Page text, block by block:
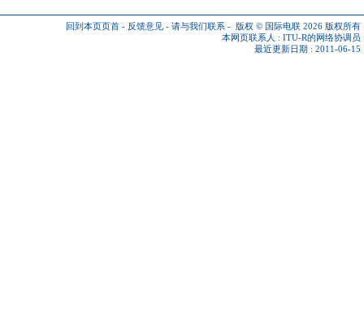
回到本页页首 - 反馈意见 - 请与我们联系 - 版权 © 国际电联 2026 版权所有
本网页联系人 : ITU-R的网络协调员
最近更新日期 : 2011-06-15